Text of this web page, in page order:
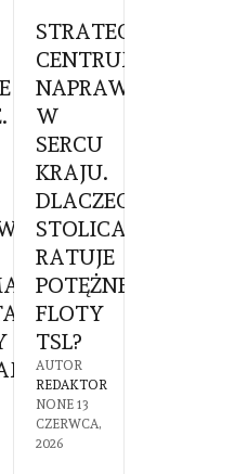
STRATEGICZNE
CENTRUM
NAPRAW
W
SERCU
KRAJU.
DLACZEGO
STOLICA
RATUJE
POTĘŻNE
FLOTY
TSL?
AUTOR
REDAKTOR
NONE 13
CZERWCA,
2026